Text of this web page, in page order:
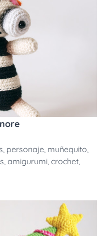
, personaje, muñequito,
, amigurumi, crochet,